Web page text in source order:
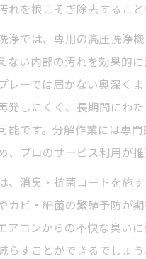
れを根こそぎ除去すること
浄では、専用の高圧洗浄
ない内部の汚れを効果的に
レーでは届かない奥深く
発しにくく、長期間にわ
能です。分解作業には専
、プロのサービス利用が推
、消臭・抗菌コートを施
カビ・細菌の繁殖予防が
アコンからの不快な臭い
らすことができるでしょう